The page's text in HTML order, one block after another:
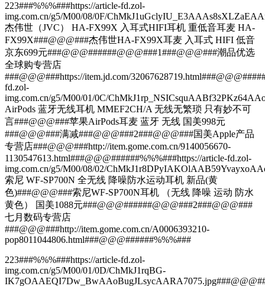
223###%%%###https://article-fd.zol-
img.com.cn/g5/M00/08/0F/
杰伟世（JVC） HA-FX99X 入耳式HIFI耳机 重低音耳麦 HA-
FX99X###@@@###杰伟世HA-FX99X耳麦 入耳式 HIFI 低音
京东699元###@@@######@@@###1###@@@###潮品优选
全球购专营店
###@@@###https://item.jd.com/
fd.zol-
img.com.cn/g5/M00/01/0C/
AirPods 蓝牙无线耳机 MMEF2CH/A 无线无繁琐 只有妙不可
言###@@@###苹果AirPods耳麦 蓝牙 无线 国美998元
###@@@###满减###@@@###2###@@@###国美Apple产品
专营店###@@@###http://item.gome.com.cn/9140056670-
1130547613.html###@@@######%%%###https://article-fd.zol-
img.com.cn/g5/M00/08/02/
索尼 WF-SP700N 全无线 降噪防水运动耳机 新品(黄
色)###@@@###索尼WF-SP700N耳机 （无线 降噪 运动 防水
黄色） 国美1088元###@@@######@@@###2###@@@###
七月数码专营店
###@@@###http://item.gome.com.cn/A0006393210-
pop8011044806.html###@@@######%%%###
223###%%%###https://article-fd.zol-
img.com.cn/g5/M00/01/0D/ChMkJ1rqBG-